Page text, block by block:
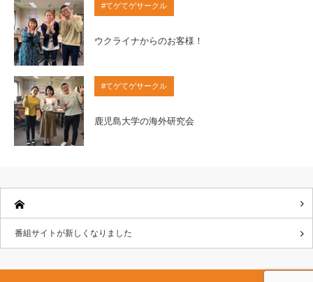
#てゲてゲサークル
ウクライナからのお客様！
#てゲてゲサークル
鹿児島大学の海外研究会
番組サイトが新しくなりました